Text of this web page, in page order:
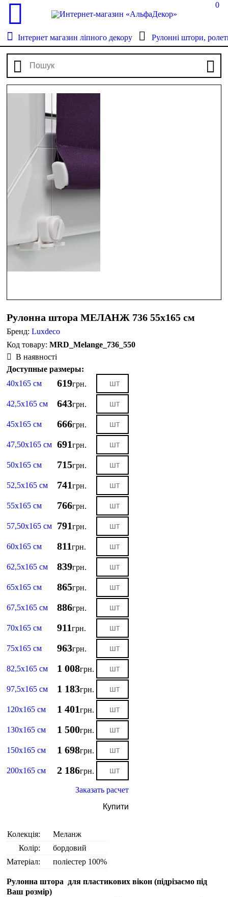
0
Інтернет магазин ліпного декору Рулонні штори,
Рулонна штора МЕЛАНЖ 736 55х165 см
Бренд:Luxdeco
MRD_Melange_736_550
В наявності
Доступные размеры:
40х165 см
619грн.
42,5х165 см 643грн.
45х165 см 666грн.
47,50х165 см 691грн.
50х165 см 715грн.
52,5х165 см 741грн.
55х165 см 766грн.
57,50х165 см 791грн.
60х165 см 811грн.
62,5х165 см 839грн.
65х165 см 865грн.
67,5х165 см 886грн.
70х165 см 911грн.
75х165 см 963грн.
82,5х165 см 1 008грн.
97,5х165 см 1 183грн.
120х165 см 1 401грн.
130х165 см 1 500грн.
150х165 см 1 698грн.
200х165 см 2 186грн.
Заказать расчет
Купити
Колекція:
Меланж
Колір:
бордовий
Матеріал:
поліестер 100%
Рулонна штора для пластикових вікон (підрізаємо під
Ваш розмір)